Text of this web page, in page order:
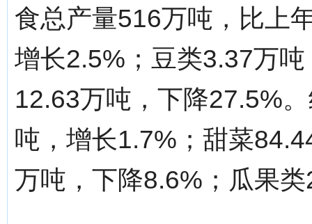
食总产量516万吨，比上
增长2.5%；豆类3.37万
12.63万吨，下降27.5%
吨，增长1.7%；甜菜
万吨，下降8.6%；瓜果